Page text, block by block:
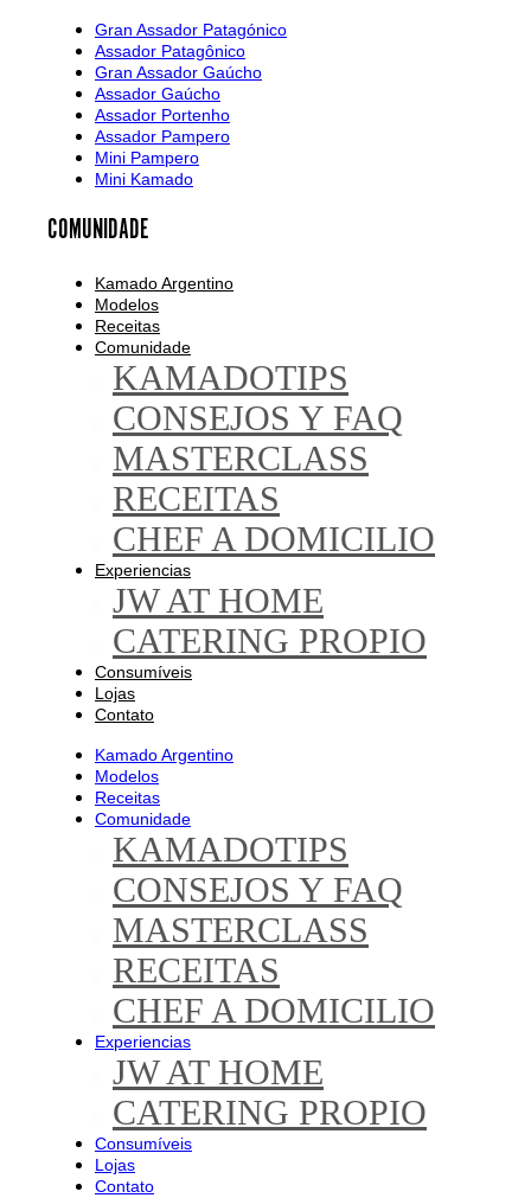
Gran Assador Patagónico
Assador Patagônico
Gran Assador Gaúcho
Assador Gaúcho
Assador Portenho
Assador Pampero
Mini Pampero
Mini Kamado
COMUNIDADE
Kamado Argentino
Modelos
Receitas
Comunidade
KAMADOTIPS
CONSEJOS Y FAQ
MASTERCLASS
RECEITAS
CHEF A DOMICILIO
Experiencias
JW AT HOME
CATERING PROPIO
Consumíveis
Lojas
Contato
Kamado Argentino
Modelos
Receitas
Comunidade
KAMADOTIPS
CONSEJOS Y FAQ
MASTERCLASS
RECEITAS
CHEF A DOMICILIO
Experiencias
JW AT HOME
CATERING PROPIO
Consumíveis
Lojas
Contato